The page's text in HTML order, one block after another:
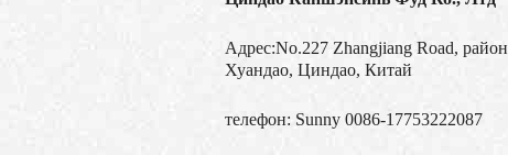
Адрес:No.227 Zhangjiang Road, район
Хуандао, Циндао, Китай
телефон: Sunny 0086-17753222087